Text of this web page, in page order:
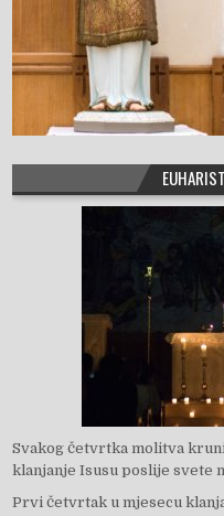
Svakog četvrtka molitva
klanjanje Isusu poslije svete
Prvi četvrtak u mjesecu